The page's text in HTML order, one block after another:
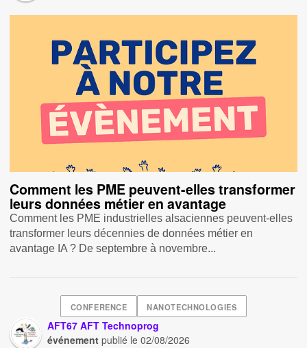
Comment les PME peuvent-elles transformer
leurs données métier en avantage
Comment les PME industrielles alsaciennes peuvent-elles
transformer leurs décennies de données métier en
avantage IA ? De septembre à novembre...
CONFERENCE NANOTECHNOLOGIES
AFT67 AFT Technoprog
événement publié le02/08/2026